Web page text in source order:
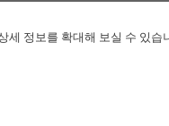
세 정보를 확대해 보실 수 있습